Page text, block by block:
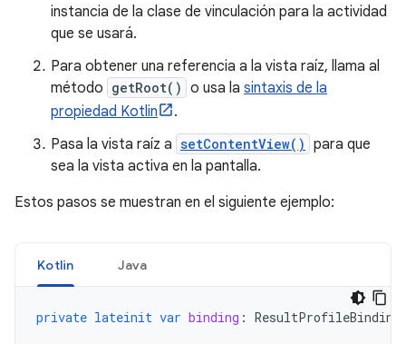
instancia de la clase de vinculación para la actividad
que se usará.
Para obtener una referencia a la vista raíz, llama al
método getRoot() o usa la sintaxis de la
propiedad Kotlin
.
Pasa la vista raíz a setContentView() para que
sea la vista activa en la pantalla.
Estos pasos se muestran en el siguiente ejemplo:
Kotlin Java
private lateinit var binding : ResultProfileBinding